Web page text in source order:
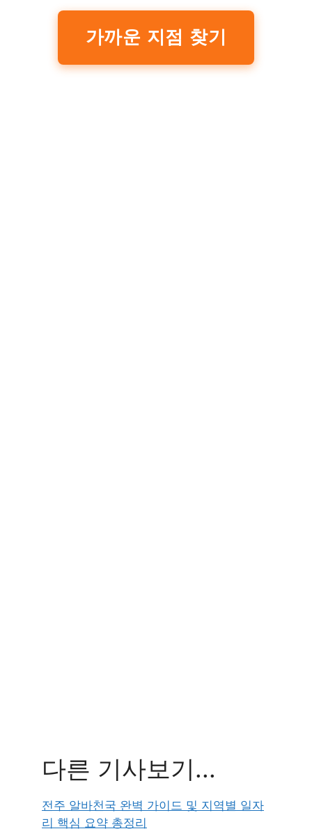
가까운 지점 찾기
다른 기사보기...
전주 알바천국 완벽 가이드 및 지역별 일자
리 핵심 요약 총정리